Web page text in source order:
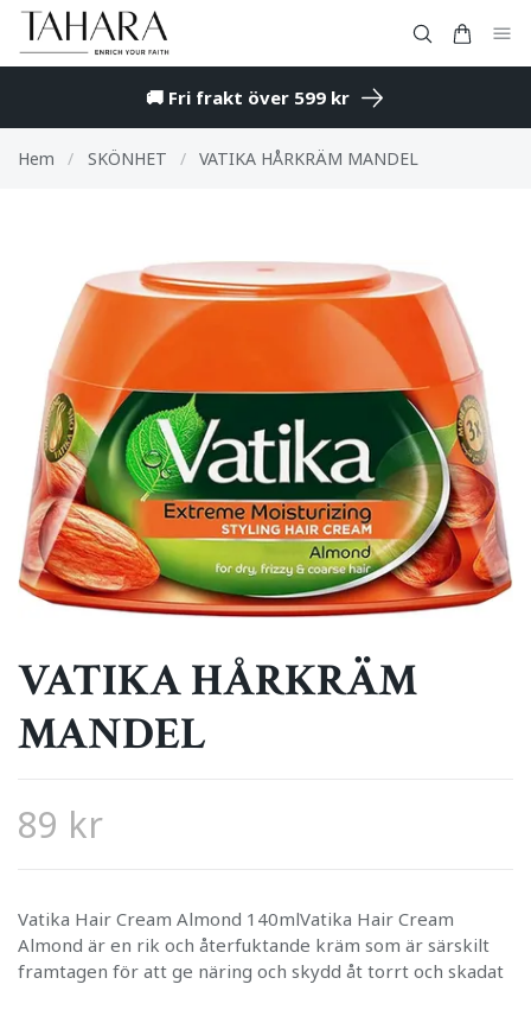
🚚 Fri frakt över 599 kr
Hem / SKÖNHET / VATIKA HÅRKRÄM MANDEL
VATIKA HÅRKRÄM
MANDEL
89 kr
Vatika Hair Cream Almond 140mlVatika Hair Cream
Almond är en rik och återfuktande kräm som är särskilt
framtagen för att ge näring och skydd åt torrt och skadat